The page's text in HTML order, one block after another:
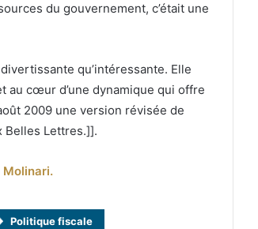
du gouvernement, c’était une
qu’intéressante. Elle
au cœur d’une dynamique qui offre
2009 une version révisée de
Belles Lettres.]].
Molinari.
Politique fiscale